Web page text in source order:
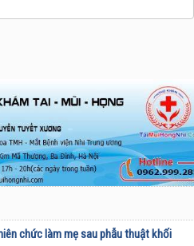
chức làm mẹ sau phẫu thuật khối